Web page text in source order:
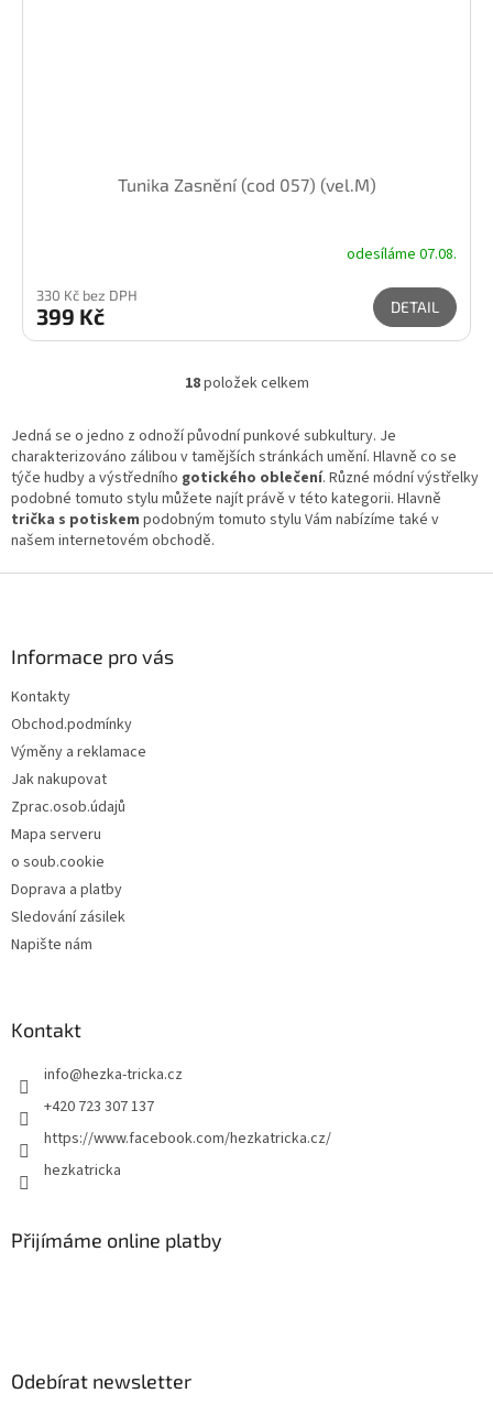
Tunika Zasnění (cod 057) (vel.M)
odesíláme 07.08.
330 Kč bez DPH
399 Kč DETAIL
O
l
á
d
a
c
r
18položek celkem
Jedná se o jedno z odnoží původní punkové subkultury. Je
charakterizováno zálibou v tamějších stránkách umění. Hlavně co se
týče hudby a výstředního gotického oblečení. Různé módní výstřelky
podobné tomuto stylu můžete najít právě v této kategorii. Hlavně
trička s potiskem podobným tomuto stylu Vám nabízíme také v
našem internetovém obchodě.
Informace pro vás
Kontakty
Obchod.podmínky
Výměny a reklamace
Jak nakupovat
Zprac.osob.údajů
Mapa serveru
o soub.cookie
Doprava a platby
Sledování zásilek
Napište nám
Kontakt
info@hezka-tricka.cz
+420 723 307 137
https://www.facebook.com/hezkatricka.cz/
hezkatricka
Přijímáme online platby
Odebírat newsletter